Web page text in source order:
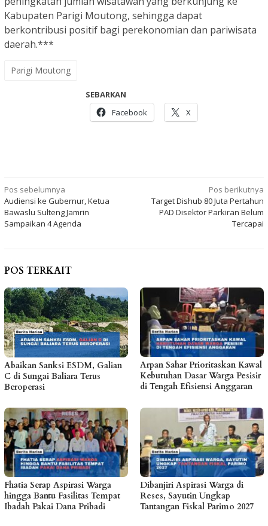
Kabupaten Parigi Moutong, sehingga dapat
berkontribusi positif bagi perekonomian dan pariwisata
daerah.***
Parigi Moutong
SEBARKAN
Facebook
X
Navigasi
pos
Pos sebelumnya
Audiensi ke Gubernur, Ketua
Bawaslu Sulteng Jamrin
Sampaikan 4 Agenda
Pos berikutnya
Target Dishub 80 Juta Pertahun
PAD Disektor Parkiran Belum
Tercapai
POS TERKAIT
Abaikan Sanksi ESDM, Galian
C di Sungai Baliara Terus
Beroperasi
Arpan Sahar Prioritaskan Kawal
Kebutuhan Dasar Warga Pesisir
di Tengah Efisiensi Anggaran
Fhatia Serap Aspirasi Warga
hingga Bantu Fasilitas Tempat
Ibadah Pakai Dana Pribadi
Dibanjiri Aspirasi Warga di
Reses, Sayutin Ungkap
Tantangan Fiskal Parimo 2027